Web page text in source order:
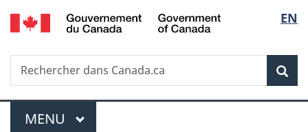
Passer
au
principal
Passer
à
Au
du
Passer
à
version
simplifiée
de
la
EN
Recherche
Rechercher
dans
Menu
MENU PRINCIPAL